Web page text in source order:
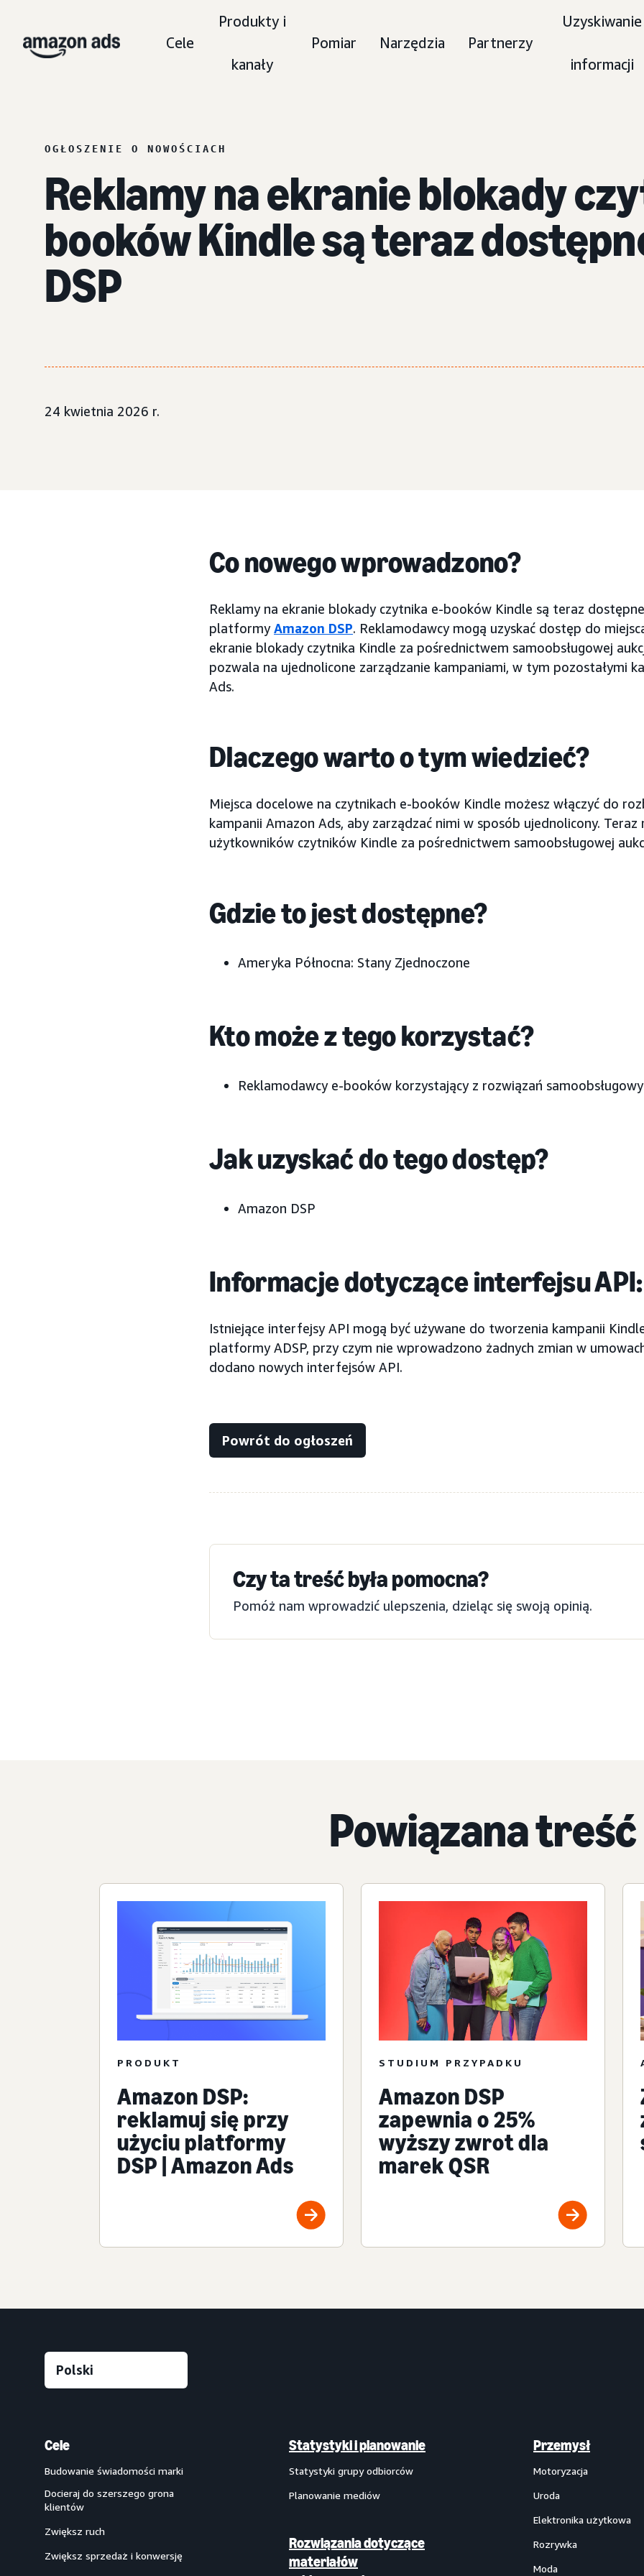
Cele
Produkty i
kanały
Pomiar Narzędzia Partnerzy
Uzyskiwanie
informacji
OGŁOSZENIE O NOWOŚCIACH
Reklamy na ekranie blokady
booków Kindle są teraz
DSP
24 kwietnia 2026 r.
Co nowego wprowadzono?
Reklamy na ekranie blokady czytnika e-booków Kindle są teraz
platformyAmazon DSP. Reklamodawcy mogą uzyskać dostęp do
ekranie blokady czytnika Kindle za pośrednictwem samoobsługowej
pozwala na ujednolicone zarządzanie kampaniami, w tym pozostałymi
Ads.
Dlaczego warto o tym wiedzieć?
Miejsca docelowe na czytnikach e-booków Kindle możesz włączyć do
kampanii Amazon Ads, aby zarządzać nimi w sposób ujednolicony.
użytkowników czytników Kindle za pośrednictwem samoobsługowej
Gdzie to jest dostępne?
Ameryka Północna: Stany Zjednoczone
Kto może z tego korzystać?
Reklamodawcy e-booków korzystający z rozwiązań
Jak uzyskać do tego dostęp?
Amazon DSP
Informacje dotyczące interfejsu API:
Istniejące interfejsy API mogą być używane do tworzenia kampanii
platformy ADSP, przy czym nie wprowadzono żadnych zmian w
dodano nowych interfejsów API.
Powrót do ogłoszeń
Czy ta treść była pomocna?
Pomóż nam wprowadzić ulepszenia, dzieląc się swoją opinią.
Powiązana treść
PRODUKT
Amazon DSP:
reklamuj się przy
użyciu platformy
DSP | Amazon Ads
STUDIUM PRZYPADKU
Amazon DSP
zapewnia o 25%
wyższy zwrot dla
marek QSR
Cele
Budowanie świadomości marki
Docieraj do szerszego grona
klientów
Zwiększ ruch
Zwiększ sprzedaż i konwersję
Statystyki i planowanie
Statystyki grupy odbiorców
Planowanie mediów
Rozwiązania dotyczące
materiałów
Przemysł
Motoryzacja
Uroda
Elektronika użytkowa
Rozrywka
Moda